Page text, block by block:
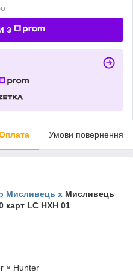
з
Умови повернення
Мисливець х Мисливець
карт LC HXH 01
карт
× Hunter